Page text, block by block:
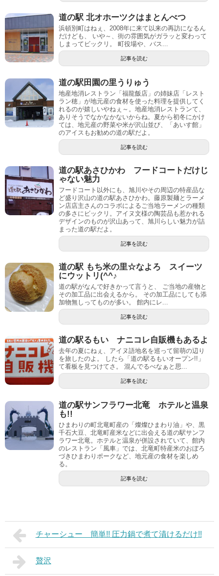
道の駅 北オホーツクはまとんべつ
浜頓別町はねぇ、2008年に来て以来の再訪になるん
だけども、 いや～、街の雰囲気がガラッと変わって
しまってビックリ。 町役場や、バス...
記事を読む
道の駅田園の里うりゅう
地産地消レストラン「福龍飯店」の姉妹店「レスト
ラン穂」が地元産の食材を使った料理を提供してく
れるのが嬉しいやねぇ～。地産地消レストランて、
ありそうでなかなかないからね。夏から初冬にかけ
ては、地元産の野菜や米が沢山並び、「あいす館」
のアイスもお勧めの道の駅だよ。
記事を読む
道の駅あさひかわ フードコートだけじ
ゃない魅力
フードコート以外にも、旭川やその周辺の特産品な
ど盛り沢山の道の駅あさひかわ。藤原製麺とラーメ
ン店店主さんのコラボによるご当地ラーメンの種類
の多さにビックリ。アイヌ文様の陶芸品も惹かれる
デザインのものが沢山あって、旭川らしい魅力が詰
まった道の駅だよ。
記事を読む
道の駅 もち米の里☆なよろ スイーツ
にウットリ(^^♪
道の駅がなんで好きかって言うと、 ご当地の産物と
その加工品に出会えるから。 その加工品にしても添
加物無しってものが多い。 館内にレ...
記事を読む
道の駅るもい ナニコレ自販機もあるよ
去年の夏にねぇ、アイヌ語地名を巡って留萌の辺り
を旅したのよ。 したら「道の駅るもいオープン!!」
て看板を見つけてさ。 混んでるべなぁと思...
記事を読む
道の駅サンフラワー北竜 ホテルと温泉
も!!
ひまわりの町北竜町産の「燦燦ひまわり油」や、黒
千石大豆、北竜町産米などに出会える道の駅サンフ
ラワー北竜。ホテルと温泉が併設されていて、館内
のレストラン「風車」では、北竜町特産米のおぼろ
づきひまわりポークなど、地元産の食材を楽しめ
る。
記事を読む
チャーシュー 簡単!! 圧力鍋で煮て漬けるだけ!!
贅沢